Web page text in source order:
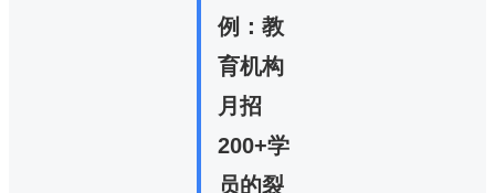
例：教
育机构
月招
200+学
员的裂